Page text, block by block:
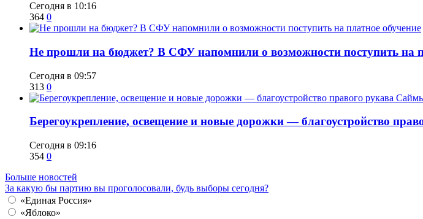
Сегодня в 10:16
364 0
Не прошли на бюджет? В СФУ напомнили о возможности поступить на
Сегодня в 09:57
313 0
Берегоукрепление, освещение и новые дорожки — благоустройство
Сегодня в 09:16
354 0
Больше новостей
За какую бы партию вы проголосовали, будь выборы сегодня?
«Единая Россия»
«Яблоко»